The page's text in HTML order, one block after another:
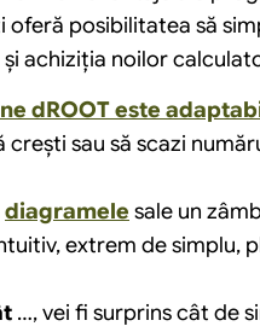
oferă posibilitatea să
achiziția noilor
dROOT este
crești sau să scazi
diagramele sale un
extrem de simplu,
…, vei fi surprins cât de